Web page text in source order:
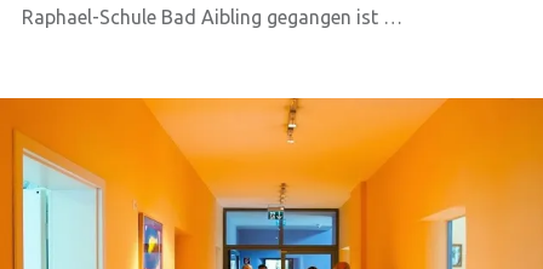
Raphael-Schule Bad Aibling gegangen ist …